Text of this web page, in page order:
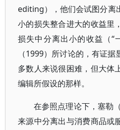
editing），他们会试图分离
小的损失整合进大的收益里
损失中分离出小的收益（“
（1999）所讨论的，有证
多数人来说很困难，但大体
编辑所假设的那样。
在参照点理论下，塞勒
来源中分离出与消费商品或